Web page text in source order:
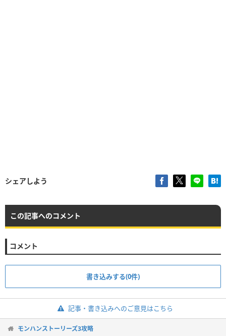
シェアしよう
この記事へのコメント
コメント
書き込みする(0件)
記事・書き込みへのご意見はこちら
モンハンストーリーズ3攻略